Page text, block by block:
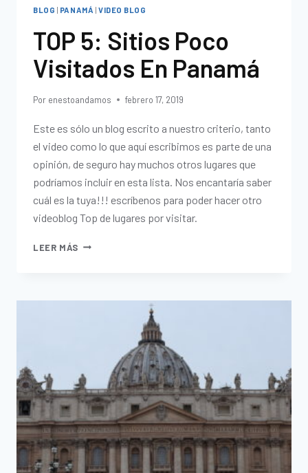
BLOG | PANAMÁ | VIDEO BLOG
TOP 5: Sitios Poco
Visitados En Panamá
Por enestoandamos febrero 17, 2019
Este es sólo un blog escrito a nuestro criterio, tanto
el video como lo que aquí escribimos es parte de una
opinión, de seguro hay muchos otros lugares que
podríamos incluir en esta lista. Nos encantaría saber
cuál es la tuya!!! escríbenos para poder hacer otro
videoblog Top de lugares por visitar.
LEER MÁS